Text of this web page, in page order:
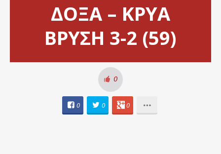
ΔΟΞΑ – ΚΡΥΑ
ΒΡΥΣΗ 3-2 (59)
0
0 0 0